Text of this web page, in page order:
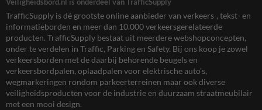
TrafficSupply is dé grootste online aanbieder van verkeers-, tekst- en
informatieborden en meer dan 10.000 verkeersgerelateerde
producten. TrafficSupply bestaat uit meerdere webshopconcepten,
onder te verdelen in Traffic, Parking en Safety. Bij ons koop je zowel
verkeersborden met de daarbij behorende beugels en
verkeersbordpalen, oplaadpalen voor elektrische auto’s,
wegmarkeringen rondom parkeerterreinen maar ook diverse
veiligheidsproducten voor de industrie en duurzaam straatmeubilair
met een mooi design.